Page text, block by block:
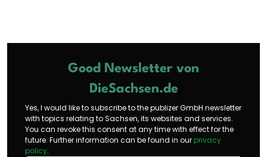
Good Newsletter von
DieSachsen.de
Yes, I would like to subscribe to the publizer GmbH newsletter
with topics relating to Sachsen, its websites and services.
You can revoke this consent at any time with effect for the
future. Further information can be found in our privacy
policy.